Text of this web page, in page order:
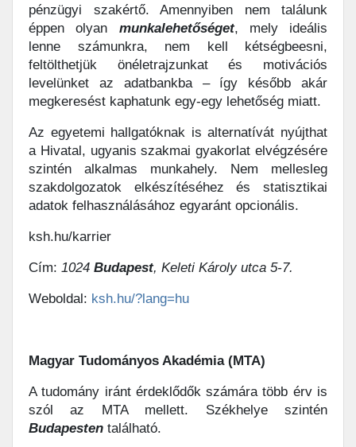
pénzügyi szakértő. Amennyiben nem találunk
éppen olyan munkalehetőséget, mely ideális
lenne számunkra, nem kell kétségbeesni,
feltölthetjük önéletrajzunkat és motivációs
levelünket az adatbankba – így később akár
megkeresést kaphatunk egy-egy lehetőség miatt.
Az egyetemi hallgatóknak is alternatívát nyújthat
a Hivatal, ugyanis szakmai gyakorlat elvégzésére
szintén alkalmas munkahely. Nem mellesleg
szakdolgozatok elkészítéséhez és statisztikai
adatok felhasználásához egyaránt opcionális.
ksh.hu/karrier
Cím: 1024 Budapest, Keleti Károly utca 5-7.
Weboldal: ksh.hu/?lang=hu
Magyar Tudományos Akadémia (MTA)
A tudomány iránt érdeklődők számára több érv is
szól az MTA mellett. Székhelye szintén
Budapesten található.